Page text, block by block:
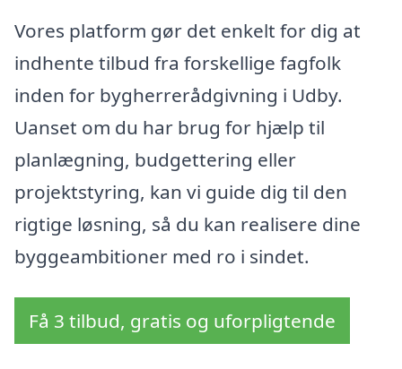
Vores platform gør det enkelt for dig at
indhente tilbud fra forskellige fagfolk
inden for bygherrerådgivning i Udby.
Uanset om du har brug for hjælp til
planlægning, budgettering eller
projektstyring, kan vi guide dig til den
rigtige løsning, så du kan realisere dine
byggeambitioner med ro i sindet.
Få 3 tilbud, gratis og uforpligtende